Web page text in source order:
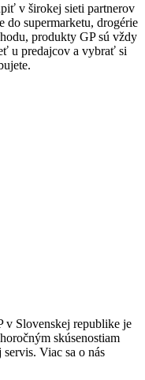
v širokej sieti partnerov
do supermarketu, drogérie
produkty GP sú vždy
u predajcov a vybrať si
v Slovenskej republike je
skúsenostiam
Viac sa o nás